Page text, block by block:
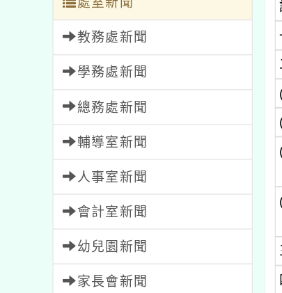
教務處新聞
學務處新聞
總務處新聞
輔導室新聞
人事室新聞
會計室新聞
幼兒園新聞
家長會新聞